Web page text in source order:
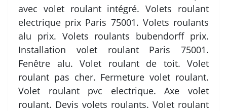
avec volet roulant intégré. Volets roulant
electrique prix Paris 75001. Volets roulants
alu prix. Volets roulants bubendorff prix.
Installation volet roulant Paris 75001.
Fenêtre alu. Volet roulant de toit. Volet
roulant pas cher. Fermeture volet roulant.
Volet roulant pvc electrique. Axe volet
roulant. Devis volets roulants. Volet roulant